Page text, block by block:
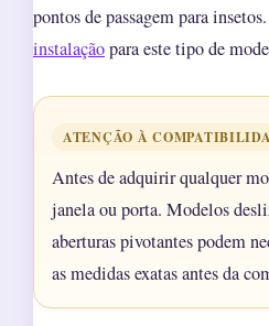
pontos de passagem para insetos.
instalaçãopara este tipo de
ATENÇÃO À
Antes de adquirir qualquer
janela ou porta. Modelos
aberturas pivotantes podem
as medidas exatas antes da